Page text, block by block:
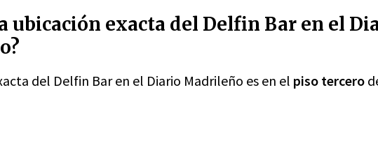
ubicación exacta del Delfin Bar en el
del Delfin Bar en el Diario Madrileño es en el piso tercero